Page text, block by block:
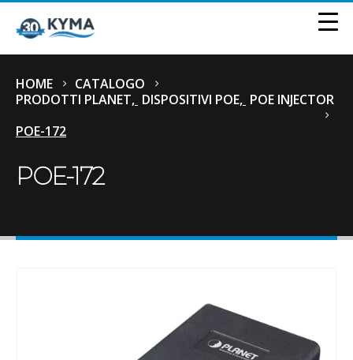
HOME
CATALOGO
PRODOTTI PLANET, DISPOSITIVI POE, POE INJECTOR
POE-172
POE-172